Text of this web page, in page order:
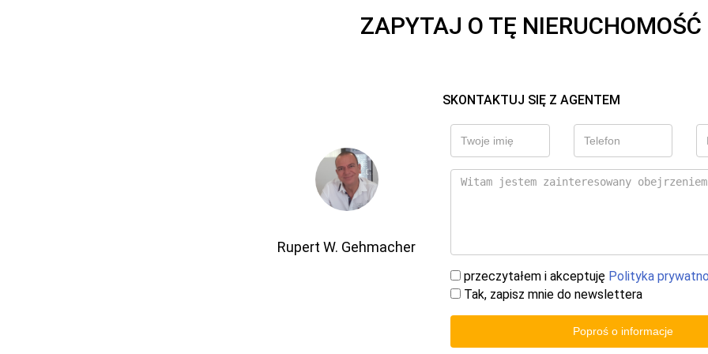
ZAPYTAJ O TĘ NIERUCHOMOŚĆ
SKONTAKTUJ SIĘ Z AGENTEM
Rupert W. Gehmacher
przeczytałem i akceptuję Polityka
Tak, zapisz mnie do newslettera
Poproś o informacje